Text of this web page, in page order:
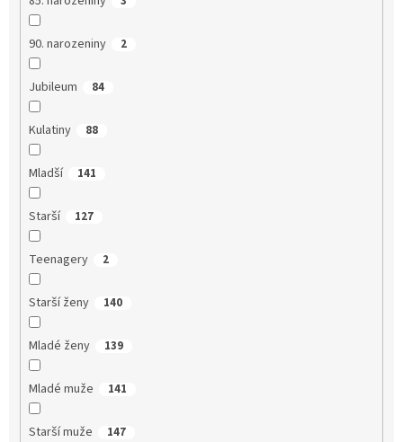
90. narozeniny 2
Jubileum 84
Kulatiny 88
Mladší 141
Starší 127
Teenagery 2
Starší ženy 140
Mladé ženy 139
Mladé muže 141
Starší muže 147